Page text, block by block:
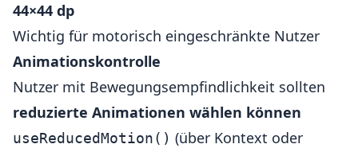
44×44 dp
Wichtig für motorisch eingeschränkte Nutzer
Animationskontrolle
Nutzer mit Bewegungsempfindlichkeit sollten
reduzierte Animationen wählen können
useReducedMotion() (über Kontext oder